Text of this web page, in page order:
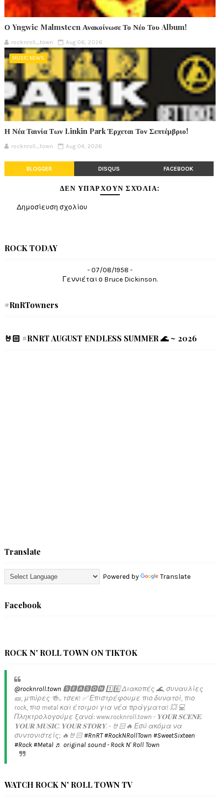
Ο Yngwie Malmsteen Ανακοίνωσε Το Νέο Του Album!
rocknroll_town Aug 06, 2026
MUSIC NEWS
Η Νέα Ταινία Των Linkin Park Έρχεται Τον Σεπτέμβριο!
rocknroll_town Aug 04, 2026
BLOGGER DISQUS FACEBOOK
ΔΕΝ ΥΠΆΡΧΟΥΝ ΣΧΌΛΙΑ:
Δημοσίευση σχολίου
ROCK TODAY
- 07/08/1958 -
Γεννιέται ο Bruce Dickinson.
#RnRTowners
🤘🏻 #RNRT AUGUST ENDLESS SUMMER 🌊 ~ 2026
Translate
Powered by Translate
Facebook
ROCK N' ROLL TOWN ON TIKTOK
@rocknroll.town 🆂🅴🅰🆂🅾🅽 1️⃣6️⃣ Διακοπές 🌊, συναυλίες
🎫, μπύρες 🍻... τσεκ! ✅️ Επιστρέφουμε πιο δυνατοί, πιο
rock, πιο metal και έτοιμοι για νέα πράγματα! 💥 💻
Πληκτρολογούμε ξανά: www.rocknroll.town - 𝐘𝐎𝐔𝐑 𝐒𝐂𝐄𝐍𝐄.
𝐘𝐎𝐔𝐑 𝐌𝐔𝐒𝐈𝐂. 𝐘𝐎𝐔𝐑 𝐒𝐓𝐎𝐑𝐘. - 🤘🏻🔥 Εσύ ακόμα να
συντονιστείς; 🔥🤘🏻#RnRT #RockNRollTown #SweetSixteen
#Rock #Metal ♬ original sound - Rock N' Roll Town
WATCH ROCK N' ROLL TOWN TV